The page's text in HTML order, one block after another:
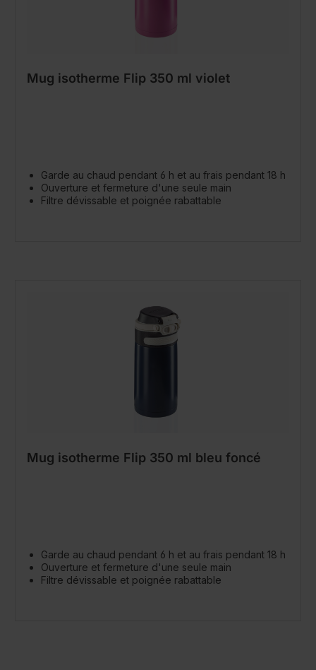
Mug isotherme Flip 350 ml violet
Garde au chaud pendant 6 h et au frais pendant 18 h
Ouverture et fermeture d'une seule main
Filtre dévissable et poignée rabattable
Mug isotherme Flip 350 ml bleu foncé
Garde au chaud pendant 6 h et au frais pendant 18 h
Ouverture et fermeture d'une seule main
Filtre dévissable et poignée rabattable